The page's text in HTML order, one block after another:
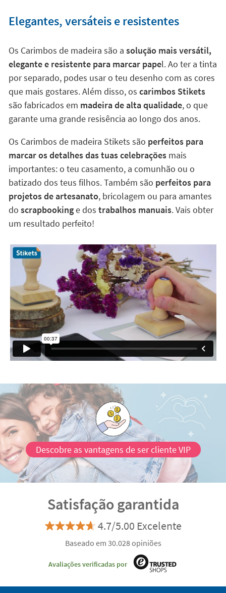
Elegantes, versáteis e resistentes
Os Carimbos de madeira são a solução mais versátil,
elegante e resistente para marcar papel. Ao ter a tinta
por separado, podes usar o teu desenho com as cores
que mais gostares. Além disso, os carimbos Stikets
são fabricados em madeira de alta qualidade, o que
garante uma grande resisência ao longo dos anos.
Os Carimbos de madeira Stikets são perfeitos para
marcar os detalhes das tuas celebrações mais
importantes: o teu casamento, a comunhão ou o
batizado dos teus filhos. Também são perfeitos para
projetos de artesanato, bricolagem ou para amantes
do scrapbookinge dos trabalhos manuais. Vais obter
um resultado perfeito!
Descobre as vantagens de ser cliente VIP
Satisfação garantida
4.7/5.00 Excelente
Baseado em 30.028 opiniões
Avaliações verificadas por